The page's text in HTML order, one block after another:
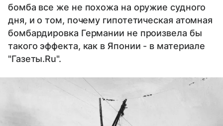
бомба все же не похожа на оружие судного
дня, и о том, почему гипотетическая атомная
бомбардировка Германии не произвела бы
такого эффекта, как в Японии - в материале
"Газеты.Ru".